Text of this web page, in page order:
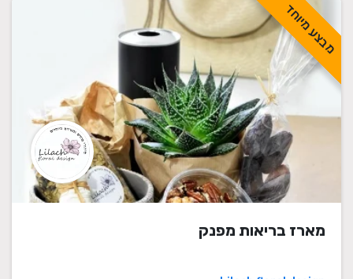
מבצע מיוחד
מארז בריאות מפנק